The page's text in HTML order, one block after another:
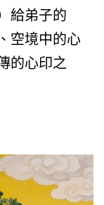
給弟子的
空境中的心
的心印之